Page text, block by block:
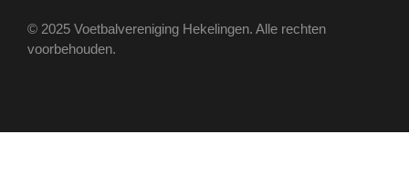
© 2025 Voetbalvereniging Hekelingen. Alle rechten
voorbehouden.